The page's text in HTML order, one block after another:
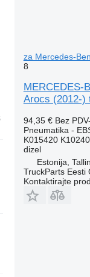
za Mercedes-
8
MERCEDES-
Arocs (2012-)
94,35 € Bez
Pneumatika -
K015420
dizel
Estonija,
TruckParts Eesti
Kontaktirajte